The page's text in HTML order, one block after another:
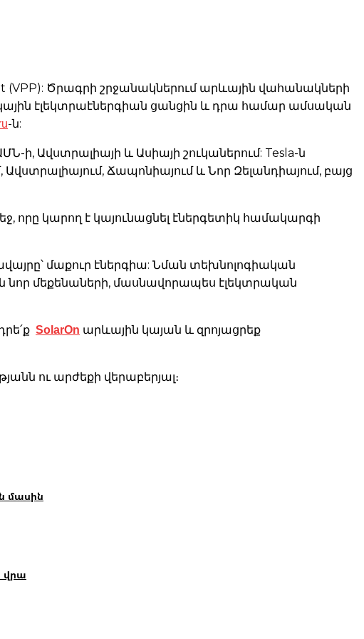
(VPP): Ծրագրի շրջանակներում արևային վահանակների
էլեկտրաէներգիան ցանցին և դրա համար ամսական
-ն:
ի, Ավստրալիայի և Ասիայի շուկաներում: Tesla-ն
Ճապոնիայում և Նոր Զելանդիայում, բայց
որը կարող է կայունացնել էներգետիկ համակարգի
մաքուր էներգիա: Նման տեխնոլոգիական
նոր մեքենաների, մասնավորապես էլեկտրական
SolarOn արևային կայան և զրոյացրեք
ու արժեքի վերաբերյալ։
մասին
վրա